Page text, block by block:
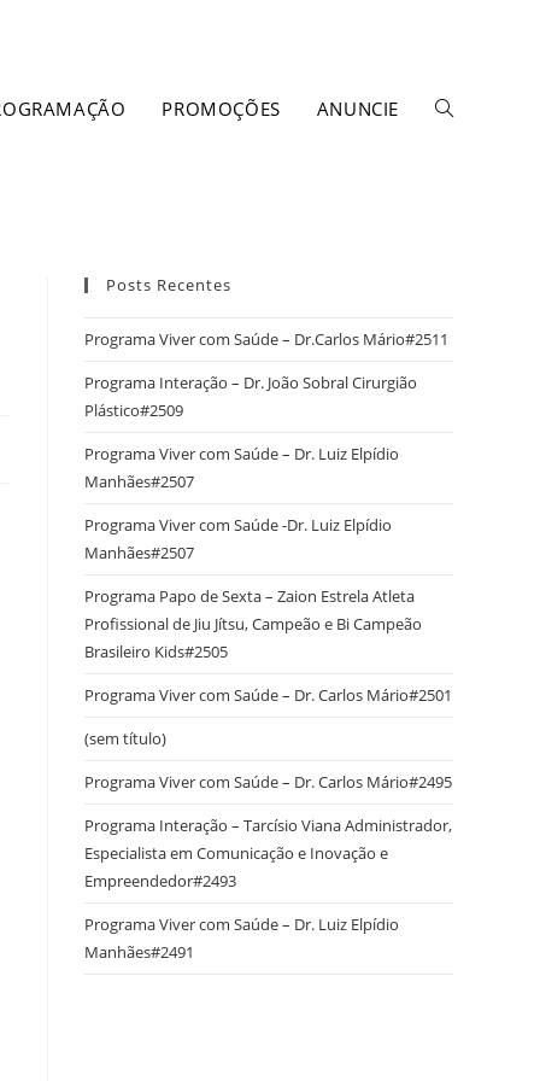
PROMOÇÕES ANUNCIE
Posts Recentes
Programa Viver com Saúde – Dr.Carlos Mário#2511
Programa Interação – Dr. João Sobral Cirurgião
Plástico#2509
Programa Viver com Saúde – Dr. Luiz Elpídio
Manhães#2507
Programa Viver com Saúde -Dr. Luiz Elpídio
Manhães#2507
Programa Papo de Sexta – Zaion Estrela Atleta
Profissional de Jiu Jítsu, Campeão e Bi Campeão
Brasileiro Kids#2505
Programa Viver com Saúde – Dr. Carlos Mário#2501
(sem título)
Programa Viver com Saúde – Dr. Carlos Mário#2495
Programa Interação – Tarcísio Viana Administrador,
Especialista em Comunicação e Inovação e
Empreendedor#2493
Programa Viver com Saúde – Dr. Luiz Elpídio
Manhães#2491